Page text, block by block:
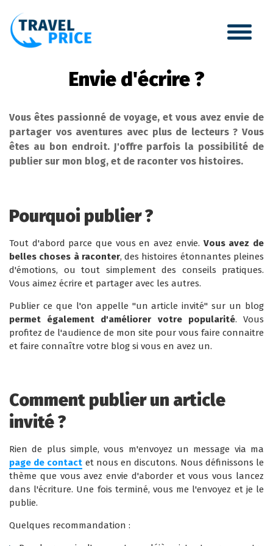
Envie d'écrire ?
Vous êtes passionné de voyage, et vous avez envie de
partager vos aventures avec plus de lecteurs ? Vous
êtes au bon endroit. J'offre parfois la possibilité de
publier sur mon blog, et de raconter vos histoires.
Pourquoi publier ?
Tout d'abord parce que vous en avez envie. Vous avez de
belles choses à raconter, des histoires étonnantes pleines
d'émotions, ou tout simplement des conseils pratiques.
Vous aimez écrire et partager avec les autres.
Publier ce que l'on appelle "un article invité" sur un blog
permet également d'améliorer votre popularité. Vous
profitez de l'audience de mon site pour vous faire connaitre
et faire connaître votre blog si vous en avez un.
Comment publier un article
invité ?
Rien de plus simple, vous m'envoyez un message via ma
page de contact et nous en discutons. Nous définissons le
thème que vous avez envie d'aborder et vous vous lancez
dans l'écriture. Une fois terminé, vous me l'envoyez et je le
publie.
Quelques recommandation :